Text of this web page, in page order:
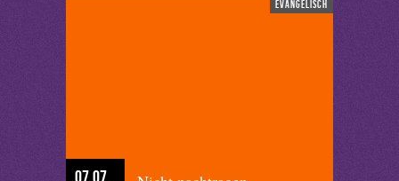
evangelisch
07.07.